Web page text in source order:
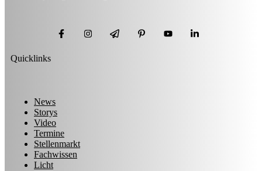
Quicklinks
News
Storys
Video
Termine
Stellenmarkt
Fachwissen
Licht